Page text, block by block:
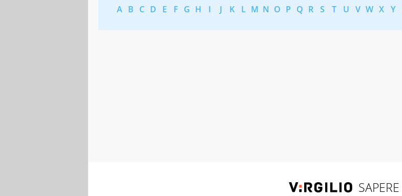
A B C D E F G H I J K L M N O P Q R S T U V W X Y
SAPERE